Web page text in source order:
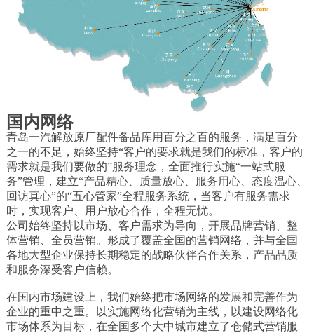
国内网络
青岛一汽解放原厂配件备品库用百分之百的服务，满足百分
之一的不足，始终坚持“客户的要求就是我们的标准，客户的
需求就是我们要做的”服务理念，全面推行实施“一站式服
务”管理，建立“产品精心、质量放心、服务用心、态度温心、
回访真心”的“五心管家”全程服务系统，当客户有服务需求
时，实现客户、用户放心合作，全程无忧。
公司始终坚持以市场、客户需求为导向，开展品牌营销、整
体营销、全员营销。形成了覆盖全国的营销网络，并与全国
各地大型企业保持长期稳定的战略伙伴合作关系，产品品质
和服务深受客户信赖。
在国内市场建设上，我们始终把市场网络的发展和完善作为
企业的重中之重。以实施网络化营销为主线，以建设网络化
市场体系为目标，在全国多个大中城市建立了仓储式营销服